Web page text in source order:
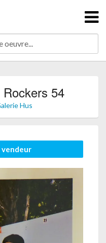
54
Hus